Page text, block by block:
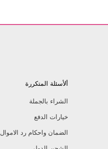
ألأسئلة المتكررة
الشراء بالجملة
خيارات الدفع
الضمان واحكام رد الاموال